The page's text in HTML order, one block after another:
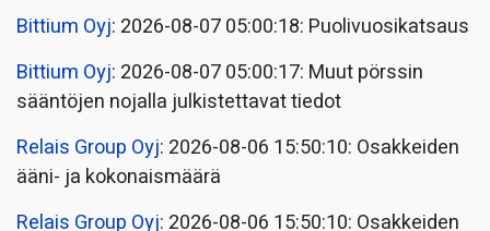
Bittium Oyj: 2026-08-07 05:00:18: Puolivuosikatsaus
Bittium Oyj: 2026-08-07 05:00:17: Muut pörssin
sääntöjen nojalla julkistettavat tiedot
Relais Group Oyj: 2026-08-06 15:50:10: Osakkeiden
ääni- ja kokonaismäärä
Relais Group Oyj: 2026-08-06 15:50:10: Osakkeiden